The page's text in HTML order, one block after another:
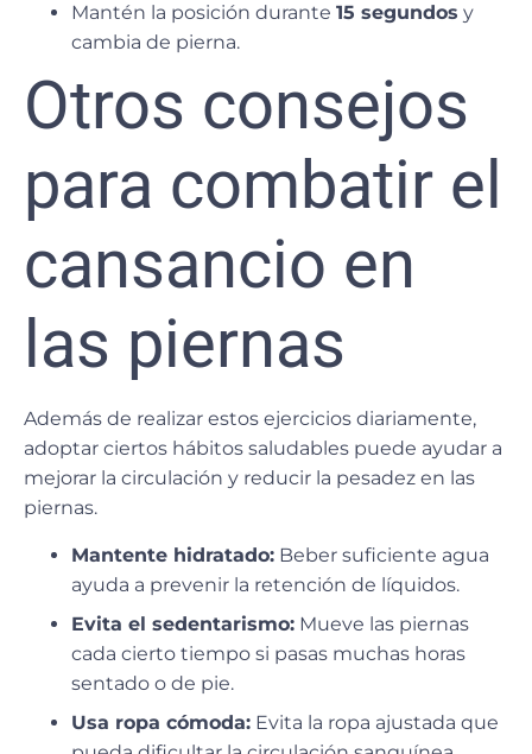
Mantén la posición durante 15 segundos y
cambia de pierna.
Otros consejos
para combatir el
cansancio en
las piernas
Además de realizar estos ejercicios diariamente,
adoptar ciertos hábitos saludables puede ayudar a
mejorar la circulación y reducir la pesadez en las
piernas.
Mantente hidratado: Beber suficiente agua
ayuda a prevenir la retención de líquidos.
Evita el sedentarismo: Mueve las piernas
cada cierto tiempo si pasas muchas horas
sentado o de pie.
Usa ropa cómoda: Evita la ropa ajustada que